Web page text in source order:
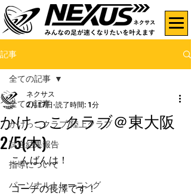
記事
全ての記事
かけっこクラブ/陸上クラブ
試合結果報告
指導について
パーソナルトレーニング
全ての記事
かけっこクラブ＠東大阪
2/5(木)
ネクサス
2月17日 読了時間: 1分
こんばんは！
コーチの長澤です！